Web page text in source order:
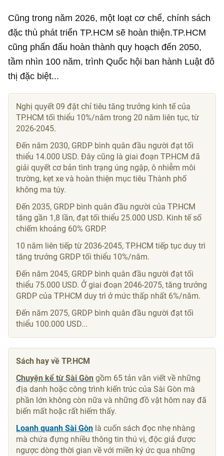
Cũng trong năm 2026, một loạt cơ chế, chính sách
đặc thù phát triển TP.HCM sẽ hoàn thiện.TP.HCM
cũng phấn đấu hoàn thành quy hoạch đến 2050,
tầm nhìn 100 năm, trình Quốc hội ban hành Luật đô
thị đặc biệt...
Nghị quyết 09 đặt chỉ tiêu tăng trưởng kinh tế của
TP.HCM tối thiểu 10%/năm trong 20 năm liên tục, từ
2026-2045.
Đến năm 2030, GRDP bình quân đầu người đạt tối
thiểu 14.000 USD. Đây cũng là giai đoạn TP.HCM đã
giải quyết cơ bản tình trạng úng ngập, ô nhiễm môi
trường, kẹt xe và hoàn thiện mục tiêu Thành phố
không ma túy.
Đến 2035, GRDP bình quân đầu người của TP.HCM
tăng gần 1,8 lần, đạt tối thiểu 25.000 USD. Kinh tế số
chiếm khoảng 60% GRDP.
10 năm liên tiếp từ 2036-2045, TP.HCM tiếp tục duy trì
tăng trưởng GRDP tối thiểu 10%/năm.
Đến năm 2045, GRDP bình quân đầu người đạt tối
thiểu75.000 USD. Ở giai đoạn 2046-2075, tăng trưởng
GRDP của TP.HCM duy trì ở mức thấp nhất 6%/năm.
Đến năm 2075, GRDP bình quân đầu người đạt tối
thiểu 100.000 USD...
Sách hay về TP.HCM
Chuyện kể từ Sài Gòn gồm 65 tản văn viết về những
địa danh hoặc công trình kiến trúc của Sài Gòn mà
phần lớn không còn nữa và những đồ vật hôm nay đã
biến mất hoặc rất hiếm thấy.
Loanh quanh Sài Gòn là cuốn sách đọc nhẹ nhàng
mà chứa đựng nhiều thông tin thú vị, độc giả được
ngược dòng thời gian về với miền ký ức qua những